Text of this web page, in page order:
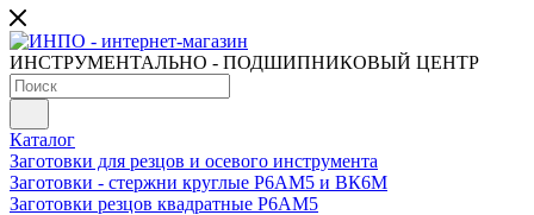
ИНСТРУМЕНТАЛЬНО - ПОДШИПНИКОВЫЙ ЦЕНТР
Каталог
Заготовки для резцов и осевого инструмента
Заготовки - стержни круглые Р6АМ5 и ВК6М
Заготовки резцов квадратные Р6АМ5